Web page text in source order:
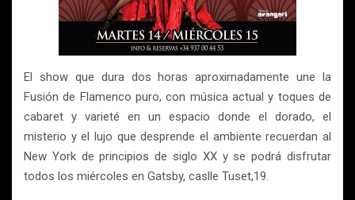
El show que dura dos horas aproximadamente une la
Fusión de Flamenco puro, con música actual y toques de
cabaret y varieté en un espacio donde el dorado, el
misterio y el lujo que desprende el ambiente recuerdan al
New York de principios de siglo XX y se podrá disfrutar
todos los miércoles en Gatsby, caslle Tuset,19.